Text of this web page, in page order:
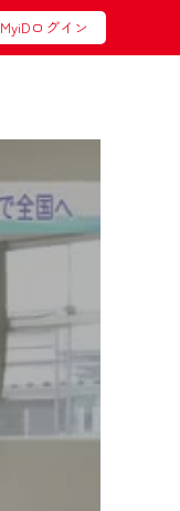
MyiDログイン